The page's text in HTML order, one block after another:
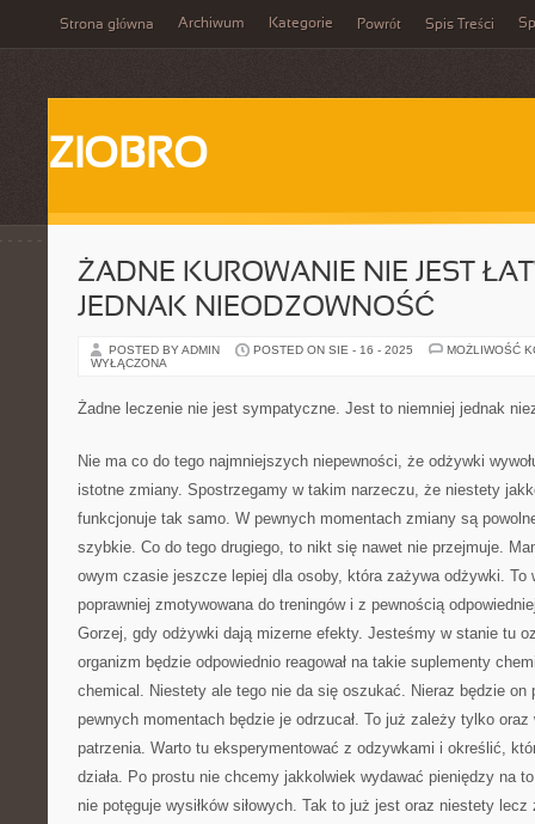
Strona główna Archiwum Kategorie Powrót Spis Treści
ZIOBRO
ŻADNE KUROWANIE NIE JEST
JEDNAK NIEODZOWNOŚĆ
POSTED BY ADMIN POSTED ON SIE - 16 - 2025
MOŻLIWOŚĆ
WYŁĄCZONA
Żadne leczenie nie jest sympatyczne. Jest to niemniej jednak
Nie ma co do tego najmniejszych niepewności, że odżywki
istotne zmiany. Spostrzegamy w takim narzeczu, że niestety
funkcjonuje tak samo. W pewnych momentach zmiany są
szybkie. Co do tego drugiego, to nikt się nawet nie przejmuje.
owym czasie jeszcze lepiej dla osoby, która zażywa odżywki. To
poprawniej zmotywowana do treningów i z pewnością
Gorzej, gdy odżywki dają mizerne efekty. Jesteśmy w stanie tu
organizm będzie odpowiednio reagował na takie suplementy
chemical. Niestety ale tego nie da się oszukać. Nieraz będzie on
pewnych momentach będzie je odrzucał. To już zależy tylko oraz
patrzenia. Warto tu eksperymentować z odzywkami i określić,
działa. Po prostu nie chcemy jakkolwiek wydawać pieniędzy na
nie potęguje wysiłków siłowych. Tak to już jest oraz niestety